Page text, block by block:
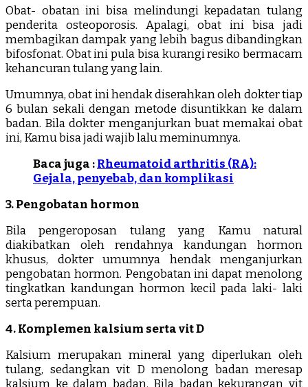
Obat- obatan ini bisa melindungi kepadatan tulang
penderita osteoporosis. Apalagi, obat ini bisa jadi
membagikan dampak yang lebih bagus dibandingkan
bifosfonat. Obat ini pula bisa kurangi resiko bermacam
kehancuran tulang yang lain.
Umumnya, obat ini hendak diserahkan oleh dokter tiap
6 bulan sekali dengan metode disuntikkan ke dalam
badan. Bila dokter menganjurkan buat memakai obat
ini, Kamu bisa jadi wajib lalu meminumnya.
Baca juga :Rheumatoid arthritis (RA):
Gejala, penyebab, dan komplikasi
3. Pengobatan hormon
Bila pengeroposan tulang yang Kamu natural
diakibatkan oleh rendahnya kandungan hormon
khusus, dokter umumnya hendak menganjurkan
pengobatan hormon. Pengobatan ini dapat menolong
tingkatkan kandungan hormon kecil pada laki- laki
serta perempuan.
4. Komplemen kalsium serta vit D
Kalsium merupakan mineral yang diperlukan oleh
tulang, sedangkan vit D menolong badan meresap